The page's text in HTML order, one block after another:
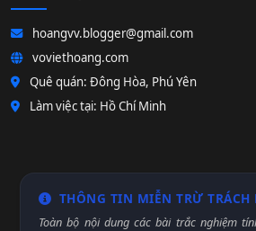
hoangvv.blogger@gmail.com
voviethoang.com
Quê quán: Đông Hòa, Phú Yên
Làm việc tại: Hồ Chí Minh
THÔNG TIN MIỄN TRỪ TRÁCH
Toàn bộ nội dung các bài trắc nghiệm